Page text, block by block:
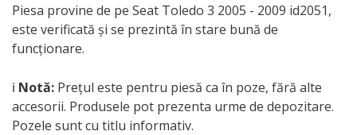
Piesa provine de pe Seat Toledo 3 2005 - 2009 id2051,
este verificată și se prezintă în stare bună de
funcționare.
ℹ️ Notă: Prețul este pentru piesă ca în poze, fără alte
accesorii. Produsele pot prezenta urme de depozitare.
Pozele sunt cu titlu informativ.